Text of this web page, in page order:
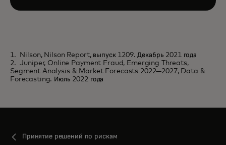
1. Nilson, Nilson Report, выпуск 1209. Декабрь 2021 года
2. Juniper, Online Payment Fraud, Emerging Threats,
Segment Analysis & Market Forecasts 2022—2027, Data &
Forecasting. Июль 2022 года
Принятие решений по рискам